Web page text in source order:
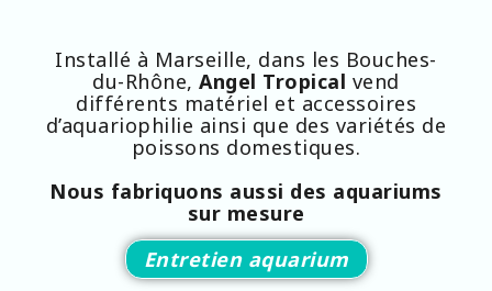
Installé à Marseille, dans les Bouches-
du-Rhône,Angel Tropical vend
différents matériel et accessoires
d’aquariophilie ainsi que des variétés de
poissons domestiques.
Nous fabriquons aussi des aquariums
sur mesure
Entretien aquarium